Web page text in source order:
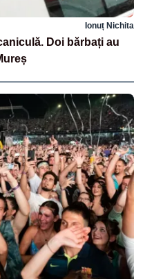
Ionuț Nichita
Doi bărbați au